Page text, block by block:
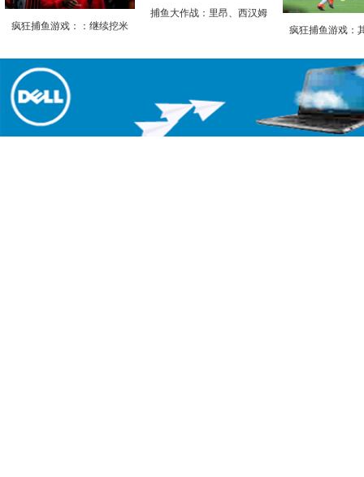
疯狂捕鱼游戏：：继续挖米
捕鱼大作战：里昂、西汉姆
疯狂捕鱼游戏：